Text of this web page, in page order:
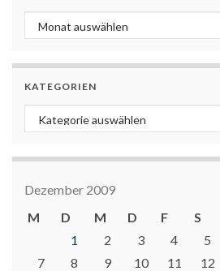
Archiv
KATEGORIEN
Kategorien
Dezember 2009
M
D M D F S
1
2 3 4 5
7
8 9 10 11 12